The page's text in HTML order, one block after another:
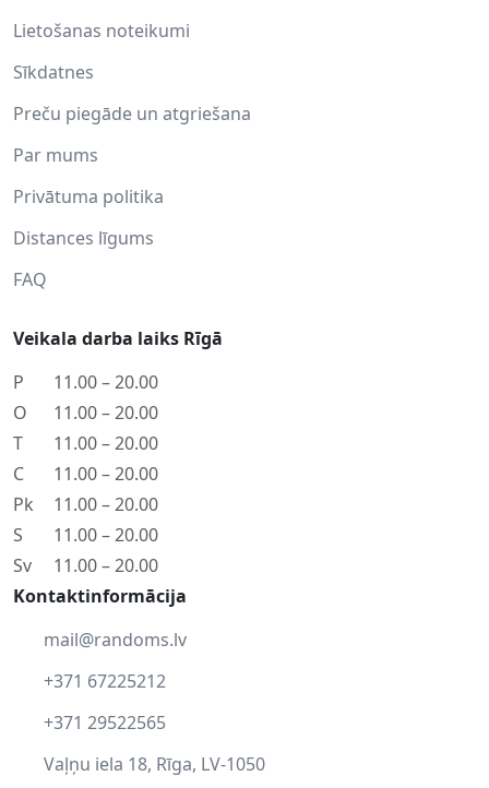
Lietošanas noteikumi
Sīkdatnes
Preču piegāde un atgriešana
Par mums
Privātuma politika
Distances līgums
FAQ
Veikala darba laiks Rīgā
P
11.00 – 20.00
O
11.00 – 20.00
T
11.00 – 20.00
C
11.00 – 20.00
Pk
11.00 – 20.00
S
11.00 – 20.00
Sv
11.00 – 20.00
Kontaktinformācija
mail@randoms.lv
+371 67225212
+371 29522565
Vaļņu iela 18, Rīga, LV-1050